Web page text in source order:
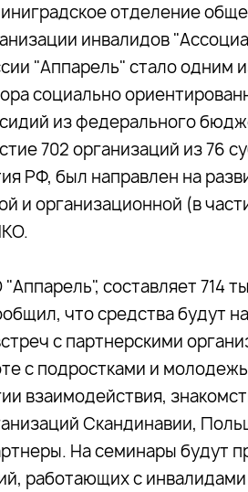
отделение
инвалидов
"Аппарель" стало одним
социально
из федерального
702 организаций из 76
РФ, был направлен на
и организационной (в
составляет 714
что средства будут
с партнерскими
с подростками и
взаимодействия,
Скандинавии,
На семинары будут
работающих с инвалидами